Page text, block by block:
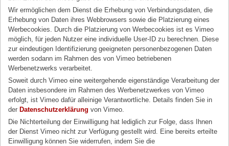
Wir ermöglichen dem Dienst die Erhebung von Verbindungsdaten, die
Erhebung von Daten ihres Webbrowsers sowie die Platzierung eines
Werbecookies. Durch die Platzierung von Werbecookies ist es Vimeo
möglich, für jeden Nutzer eine individuelle User-ID zu berechnen. Diese
zur eindeutigen Identifizierung geeigneten personenbezogenen Daten
werden sodann im Rahmen des von Vimeo betriebenen
Werbenetzwerks verarbeitet.
Soweit durch Vimeo eine weitergehende eigenständige Verarbeitung der
Daten insbesondere im Rahmen des Werbenetzwerkes von Vimeo
erfolgt, ist Vimeo dafür alleinige Verantwortliche. Details finden Sie in
der Datenschutzerklärung von Vimeo.
Die Nichterteilung der Einwilligung hat lediglich zur Folge, dass Ihnen
der Dienst Vimeo nicht zur Verfügung gestellt wird. Eine bereits erteilte
Einwilligung können Sie widerrufen, indem Sie die